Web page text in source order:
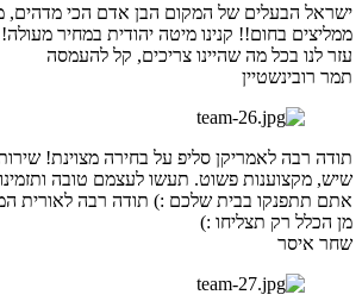
ישראל הבעלים של המקום הבן אדם הכי מדהים,
ממליצים בחום!! קנינו מיטה יהודית במחיר
עזר לנו בכל מה שהיינו צריכים, קל להעמסה
תמר רובינשטיין
תודה רבה לאמריקן סליפ על בחירה מצוינת!
שיש, מקצוענות פשוט. תעשו לעצמם טובה
אתם תתפנקו בבית שלכם :) תודה רבה לאורית
מן הכלל רק תצליחו :)
שחר איסר